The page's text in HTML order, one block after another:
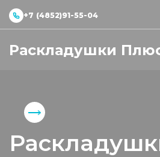
+7 (4852)91-55-04
Раскладушки